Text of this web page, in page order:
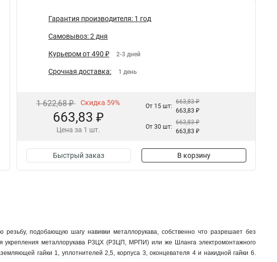
Гарантия производителя: 1 год
Самовывоз: 2 дня
Курьером от 490 ₽ 2-3 дней
Срочная доставка: 1 день
1 622,68 ₽ Скидка 59%
663,83 ₽
Цена за 1 шт.
От 15 шт:
663,83 ₽
663,83 ₽
От 30 шт:
663,83 ₽
663,83 ₽
Быстрый заказ В корзину
подобающую шагу навивки металлорукава, собственно что разрешает без
металлорукава Р3ЦХ (Р3ЦП, МРПИ) или же Шланга электромонтажного
гайки 1, уплотнителей 2,5, корпуса 3, оконцевателя 4 и накидной гайки 6.